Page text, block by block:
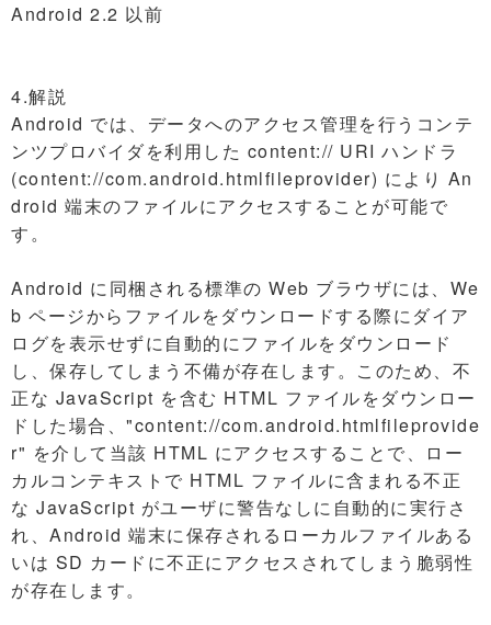
Android 2.2 以前
4.解説
Android では、データへのアクセス管理を行うコンテ
ンツプロバイダを利用した content:// URI ハンドラ
(content://com.android.htmlfileprovider) により An
droid 端末のファイルにアクセスすることが可能で
す。
Android に同梱される標準の Web ブラウザには、We
b ページからファイルをダウンロードする際にダイア
ログを表示せずに自動的にファイルをダウンロード
し、保存してしまう不備が存在します。このため、不
正な JavaScript を含む HTML ファイルをダウンロー
ドした場合、"content://com.android.htmlfileprovide
r" を介して当該 HTML にアクセスすることで、ロー
カルコンテキストで HTML ファイルに含まれる不正
な JavaScript がユーザに警告なしに自動的に実行さ
れ、Android 端末に保存されるローカルファイルある
いは SD カードに不正にアクセスされてしまう脆弱性
が存在します。